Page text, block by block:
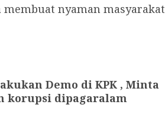
nyaman masyarakat
Demo di KPK , Minta
korupsi dipagaralam